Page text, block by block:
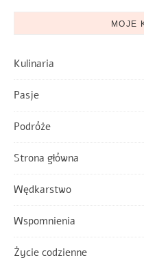
MOJE
Kulinaria
Pasje
Podróże
Strona główna
Wędkarstwo
Wspomnienia
Życie codzienne